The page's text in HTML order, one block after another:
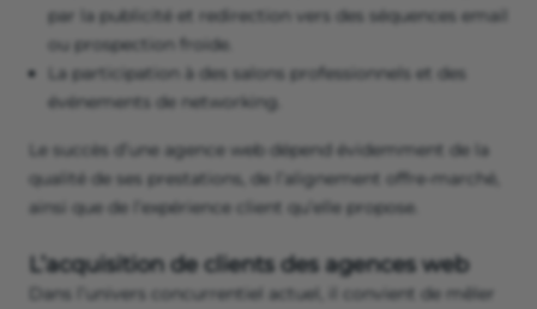
par la publicité et redirection vers des séquences email
ou prospection froide.
La participation à des salons professionnels et des
événements de networking.
Le succès d’une agence web dépend évidemment de la
qualité de ses prestations, de l’alignement offre-marché,
ainsi que de l’expérience client qu’elle propose.
L’acquisition de clients des agences web
Dans l’univers concurrentiel actuel, il convient de mêler